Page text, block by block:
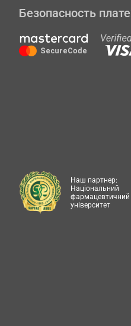
Безопасность
Наш партнер:
Національний
фармацевтичний
університет